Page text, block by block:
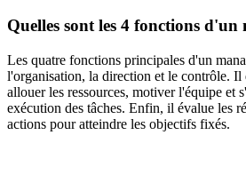
Quelles sont les 4 fonctions d'un
Les quatre fonctions principales d'un
l'organisation, la direction et le contrôle.
allouer les ressources, motiver l'équipe et
exécution des tâches. Enfin, il évalue les
actions pour atteindre les objectifs fixés.